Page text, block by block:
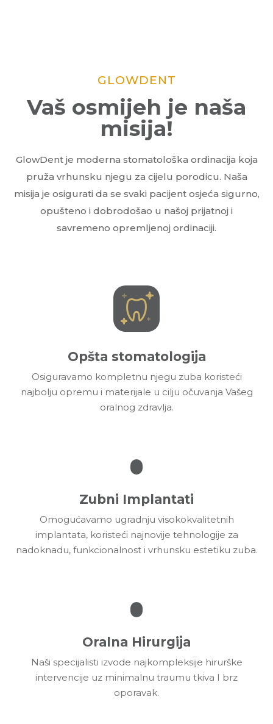
GLOWDENT
Vaš osmijeh je naša
misija!
GlowDent je moderna stomatološka ordinacija koja
pruža vrhunsku njegu za cijelu porodicu. Naša
misija je osigurati da se svaki pacijent osjeća sigurno,
opušteno i dobrodošao u našoj prijatnoj i
savremeno opremljenoj ordinaciji.
Opšta stomatologija
Osiguravamo kompletnu njegu zuba koristeći
najbolju opremu i materijale u cilju očuvanja Vašeg
oralnog zdravlja.
Zubni Implantati
Omogućavamo ugradnju visokokvalitetnih
implantata, koristeći najnovije tehnologije za
nadoknadu, funkcionalnost i vrhunsku estetiku zuba.
Oralna Hirurgija
Naši specijalisti izvode najkompleksije hirurške
intervencije uz minimalnu traumu tkiva I brz
oporavak.